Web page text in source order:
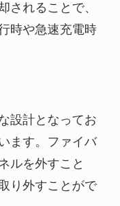
されることで、
時や急速充電時
設計となってお
ます。ファイバ
ルを外すこと
り外すことがで